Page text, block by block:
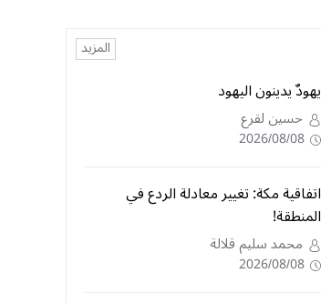
المزيد
يهودٌ يدينون اليهود
حسين لقرع
2026/08/08
اتفاقية مكة: تغيير معادلة الردع في
المنطقة!
محمد سليم قلالة
2026/08/08